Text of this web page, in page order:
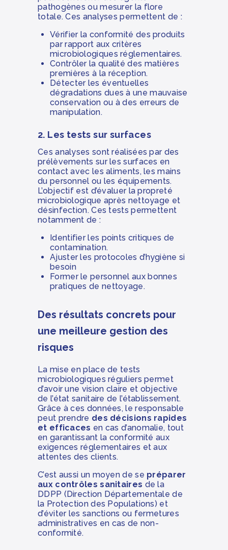
pathogènes ou mesurer la flore
totale. Ces analyses permettent de :
Vérifier la conformité des produits
par rapport aux critères
microbiologiques réglementaires.
Contrôler la qualité des matières
premières à la réception.
Détecter les éventuelles
dégradations dues à une mauvaise
conservation ou à des erreurs de
manipulation.
2. Les tests sur surfaces
Ces analyses sont réalisées par des
prélèvements sur les surfaces en
contact avec les aliments, les mains
du personnel ou les équipements.
L’objectif est d’évaluer la propreté
microbiologique après nettoyage et
désinfection. Ces tests permettent
notamment de :
Identifier les points critiques de
contamination.
Ajuster les protocoles d’hygiène si
besoin
Former le personnel aux bonnes
pratiques de nettoyage.
Des résultats concrets pour
une meilleure gestion des
risques
La mise en place de tests
microbiologiques réguliers permet
d’avoir une vision claire et objective
de l’état sanitaire de l’établissement.
Grâce à ces données, le responsable
peut prendre des décisions rapides
et efficaces en cas d’anomalie, tout
en garantissant la conformité aux
exigences réglementaires et aux
attentes des clients.
C’est aussi un moyen de se préparer
aux contrôles sanitaires de la
DDPP (Direction Départementale de
la Protection des Populations) et
d’éviter les sanctions ou fermetures
administratives en cas de non-
conformité.